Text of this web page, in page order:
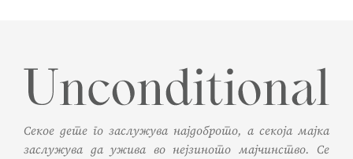
Секое дете го заслужува најдоброто, а секоја мајка
заслужува да ужива во нејзиното мајчинство. Се